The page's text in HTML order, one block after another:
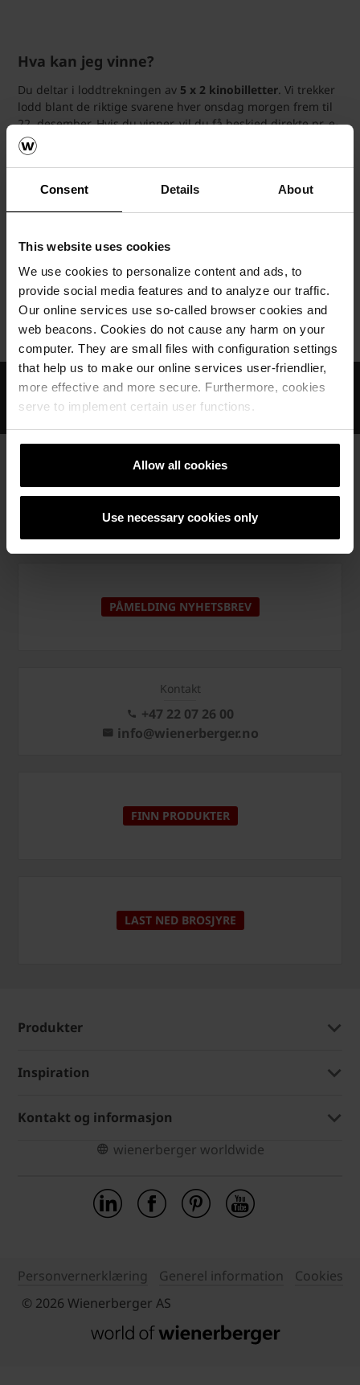
Consent Details About
This website uses cookies
We use cookies to personalize content and ads, to
provide social media features and to analyze our traffic.
Our online services use so-called browser cookies and
web beacons. Cookies do not cause any harm on your
computer. They are small files with configuration settings
that help us to make our online services user-friendlier,
more effective and more secure. Furthermore, cookies
serve to implement certain user functions.
Allow all cookies
Use necessary cookies only
Hva kan jeg vinne?
Du deltar i loddtrekningen av 5 x 2 kinobilletter. Vi trekker
lodd blant de riktige svarene hver onsdag morgen frem til
22. desember. Hvis du vinner, vil du få beskjed direkte pr. e-
post – og navnet ditt vil bli offentliggjort på Facebook og
LinkedIn.
Les konkurransereglene her
Vi ønsker deg en god julehelg :-)
Team Wienerberger
Home Svar - 3. søndag i advent
Profesjonell rådgiving
Produkter med lang levetid
PÅMELDING NYHETSBREV
Kontakt
+47 22 07 26 00
info@wienerberger.no
FINN PRODUKTER
LAST NED BROSJYRE
Produkter
Inspiration
Kontakt og informasjon
wienerberger worldwide
Personvernerklæring Generel information
Cookies
© 2026 Wienerberger AS